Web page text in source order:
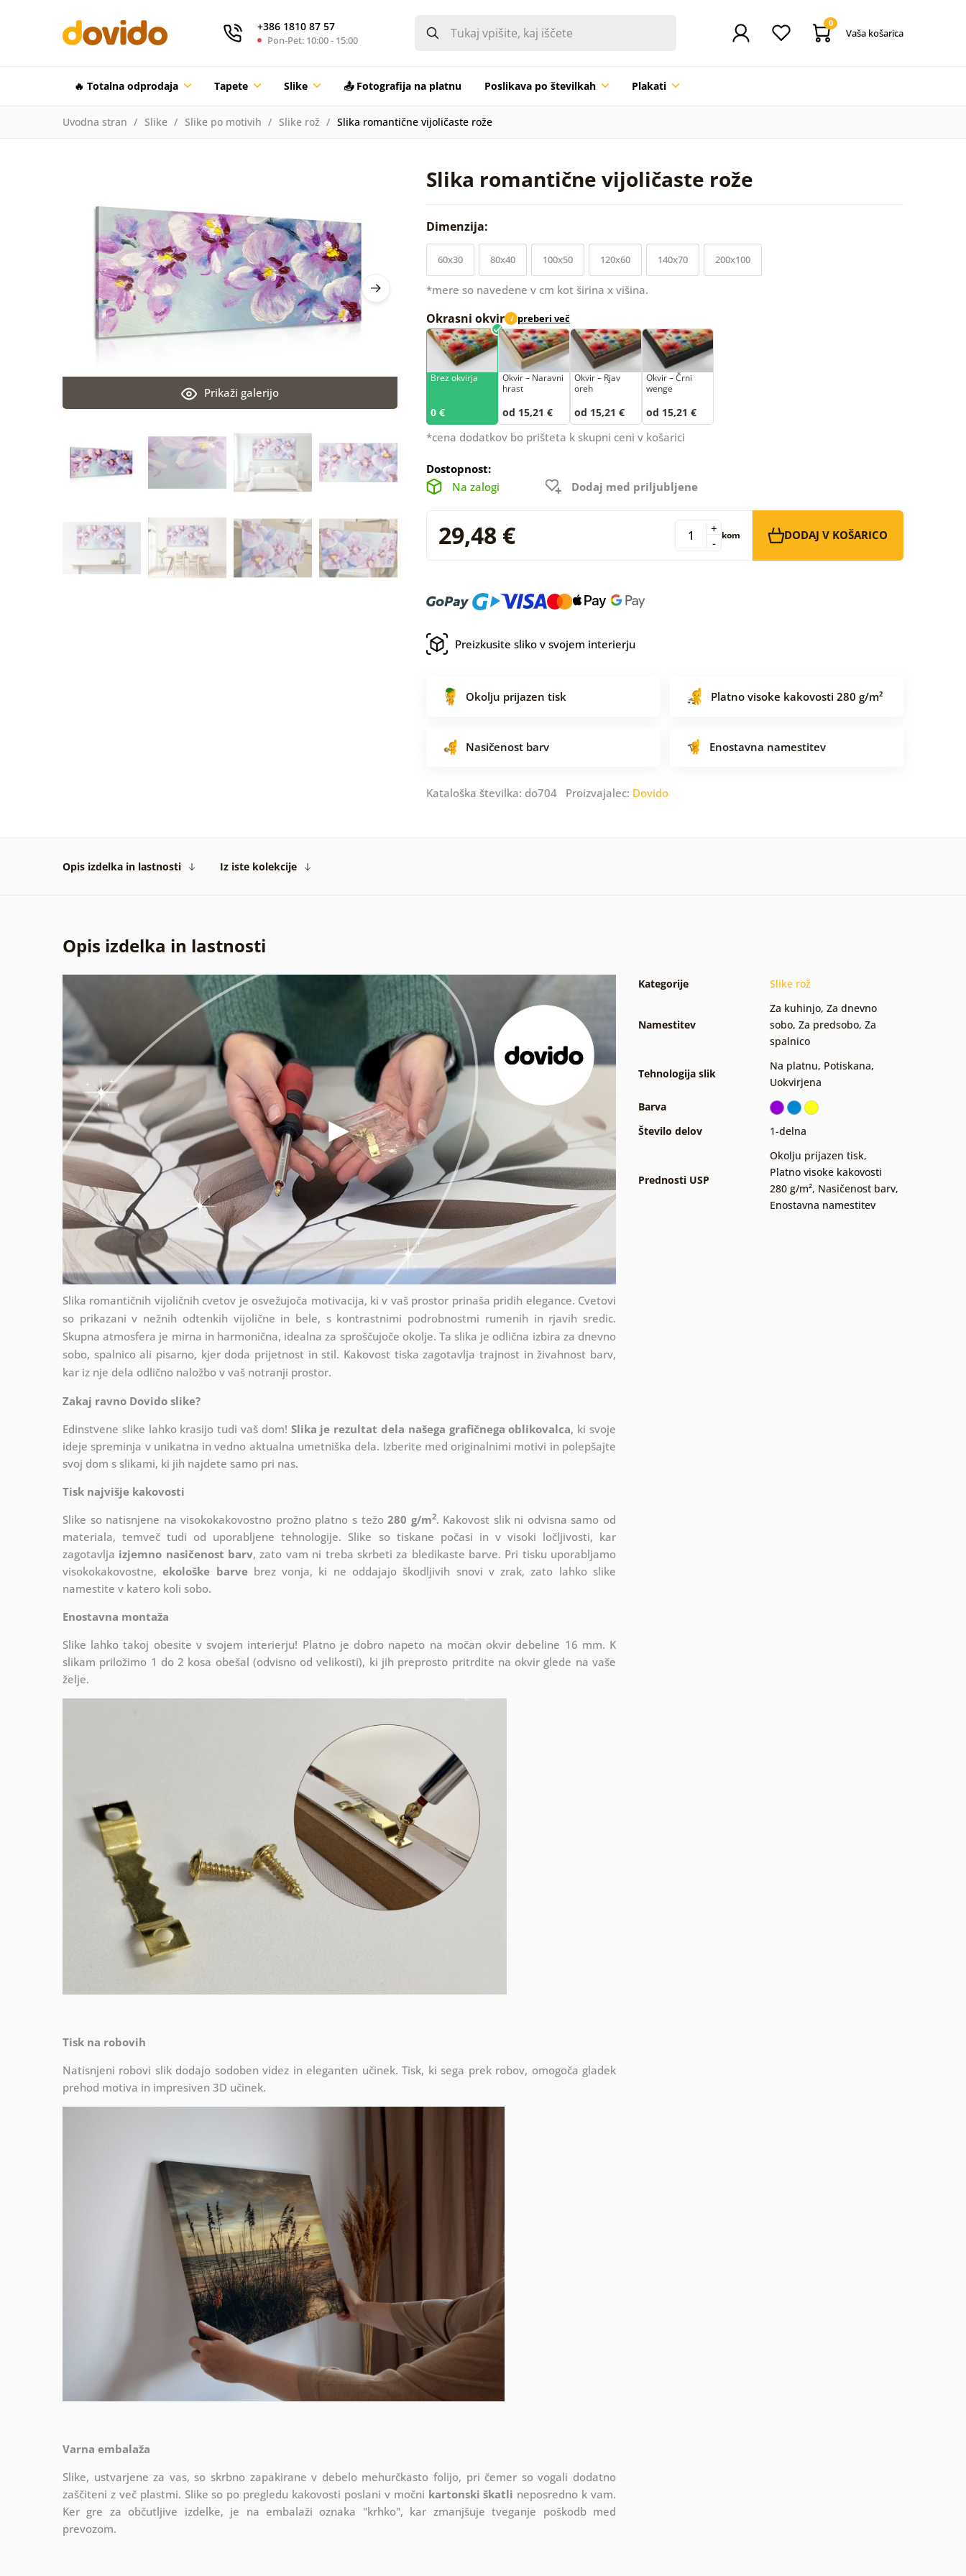
+386 1810 87 57
Pon-Pet: 10:00 - 15:00
0
Vaša košarica
🔥 Totalna odprodaja Tapete Slike 📤 Fotografija na platnu Poslikava po številkah Plakati
Uvodna stran Slike Slike po motivih Slike rož Slika romantične vijoličaste rože
Slika romantične vijoličaste rože
Prikaži galerijo
Dimenzija:
60x30 80x40 100x50 120x60 140x70 200x100
*mere so navedene v cm kot širina x višina.
Okrasni okvir i preberi več
Brez okvirja
0 €
Okvir – Naravni
hrast
od 15,21 €
Okvir – Rjav
oreh
od 15,21 €
Okvir – Črni
wenge
od 15,21 €
*cena dodatkov bo prišteta k skupni ceni v košarici
Dostopnost:
Na zalogi
Dodaj med priljubljene
29,48 € -
+ kom DODAJ V KOŠARICO
Preizkusite sliko v svojem interierju
Okolju prijazen tisk Platno visoke kakovosti 280 g/m²
Nasičenost barv Enostavna namestitev
Kataloška številka: do704 Proizvajalec: Dovido
Opis izdelka in lastnosti Iz iste kolekcije
Opis izdelka in lastnosti
Slika romantičnih vijoličnih cvetov je osvežujoča motivacija, ki v vaš prostor prinaša pridih elegance. Cvetovi
so prikazani v nežnih odtenkih vijolične in bele, s kontrastnimi podrobnostmi rumenih in rjavih sredic.
Skupna atmosfera je mirna in harmonična, idealna za sproščujoče okolje. Ta slika je odlična izbira za dnevno
sobo, spalnico ali pisarno, kjer doda prijetnost in stil. Kakovost tiska zagotavlja trajnost in živahnost barv,
kar iz nje dela odlično naložbo v vaš notranji prostor.
Zakaj ravno Dovido slike?
Edinstvene slike lahko krasijo tudi vaš dom! Slika je rezultat dela našega grafičnega oblikovalca, ki svoje
ideje spreminja v unikatna in vedno aktualna umetniška dela. Izberite med originalnimi motivi in polepšajte
svoj dom s slikami, ki jih najdete samo pri nas.
Tisk najvišje kakovosti
Slike so natisnjene na visokokakovostno prožno platno s težo280 g/m2. Kakovost slik ni odvisna samo od
materiala, temveč tudi od uporabljene tehnologije. Slike so tiskane počasi in v visoki ločljivosti, kar
zagotavlja izjemno nasičenost barv, zato vam ni treba skrbeti za bledikaste barve. Pri tisku uporabljamo
visokokakovostne,ekološke barvebrez vonja, ki ne oddajajo škodljivih snovi v zrak, zato lahko slike
namestite v katero koli sobo.
Enostavna montaža
Slike lahko takoj obesite v svojem interierju! Platno je dobro napeto na močan okvir debeline 16 mm. K
slikam priložimo 1 do 2 kosa obešal (odvisno od velikosti), ki jih preprosto pritrdite na okvir glede na vaše
želje.
Tisk na robovih
Natisnjeni robovi slik dodajo sodoben videz in eleganten učinek. Tisk, ki sega prek robov, omogoča gladek
prehod motiva in impresiven 3D učinek.
Varna embalaža
Slike, ustvarjene za vas, so skrbno zapakirane v debelo mehurčkasto folijo, pri čemer so vogali dodatno
zaščiteni z več plastmi. Slike so po pregledu kakovosti poslani v močni kartonski škatli neposredno k vam.
Ker gre za občutljive izdelke, je na embalaži oznaka "krhko", kar zmanjšuje tveganje poškodb med
prevozom.
Kategorije Slike rož
Namestitev
Za kuhinjo, Za dnevno
sobo, Za predsobo, Za
spalnico
Tehnologija slik
Na platnu, Potiskana,
Uokvirjena
Barva
Število delov
1-delna
Prednosti USP
Okolju prijazen tisk,
Platno visoke kakovosti
280 g/m², Nasičenost barv,
Enostavna namestitev